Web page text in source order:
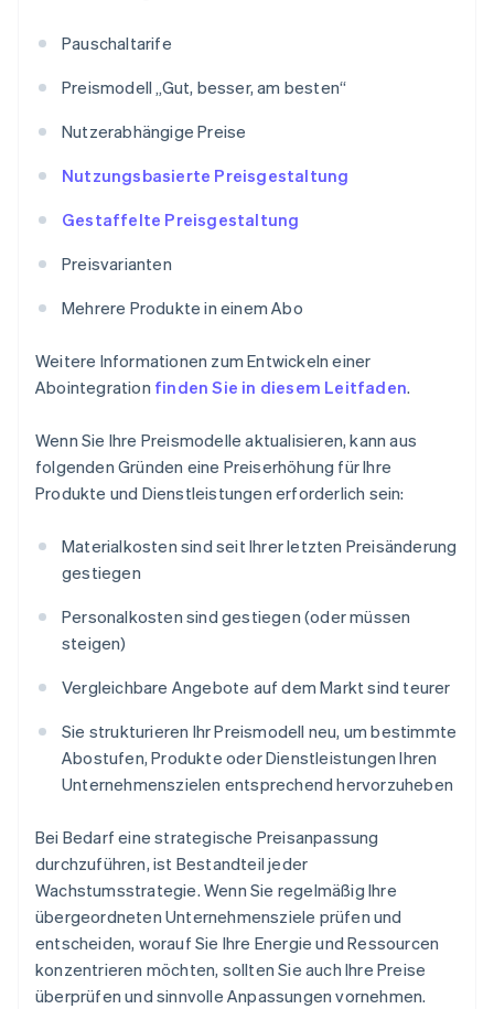
Pauschaltarife
Preismodell „Gut, besser, am besten“
Nutzerabhängige Preise
Nutzungsbasierte Preisgestaltung
Gestaffelte Preisgestaltung
Preisvarianten
Mehrere Produkte in einem Abo
Weitere Informationen zum Entwickeln einer
Abointegration finden Sie in diesem Leitfaden.
Wenn Sie Ihre Preismodelle aktualisieren, kann aus
folgenden Gründen eine Preiserhöhung für Ihre
Produkte und Dienstleistungen erforderlich sein:
Materialkosten sind seit Ihrer letzten Preisänderung
gestiegen
Personalkosten sind gestiegen (oder müssen
steigen)
Vergleichbare Angebote auf dem Markt sind teurer
Sie strukturieren Ihr Preismodell neu, um bestimmte
Abostufen, Produkte oder Dienstleistungen Ihren
Unternehmenszielen entsprechend hervorzuheben
Bei Bedarf eine strategische Preisanpassung
durchzuführen, ist Bestandteil jeder
Wachstumsstrategie. Wenn Sie regelmäßig Ihre
übergeordneten Unternehmensziele prüfen und
entscheiden, worauf Sie Ihre Energie und Ressourcen
konzentrieren möchten, sollten Sie auch Ihre Preise
überprüfen und sinnvolle Anpassungen vornehmen.